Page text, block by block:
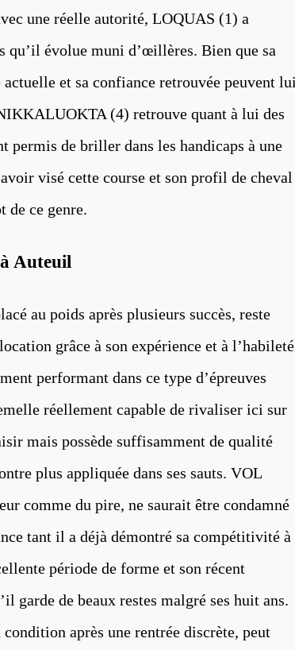
une réelle autorité, LOQUAS (1) a
évolue muni d’œillères. Bien que sa
et sa confiance retrouvée peuvent lui
(4) retrouve quant à lui des
permis de briller dans les handicaps à une
visé cette course et son profil de cheval
de ce genre.
Auteuil
au poids après plusieurs succès, reste
grâce à son expérience et à l’habileté
performant dans ce type d’épreuves
réellement capable de rivaliser ici sur
mais possède suffisamment de qualité
plus appliquée dans ses sauts. VOL
comme du pire, ne saurait être condamné
tant il a déjà démontré sa compétitivité à
période de forme et son récent
garde de beaux restes malgré ses huit ans.
après une rentrée discrète, peut